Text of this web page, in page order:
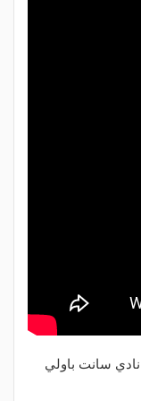
إلى نادي سانت باولي